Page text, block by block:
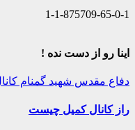
1-1-875709-65-0-1
اینا رو از دست نده !
دفاع مقدس شهید گمنام
راز کانال کمیل چیست